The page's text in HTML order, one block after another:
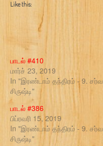
Like this:
பாடல் #410
மார்ச் 23, 2019
In "இரண்டாம் தந்திரம் - 9. சர்வ
சிருஷ்டி"
பாடல் #386
பிப்ரவரி 15, 2019
In "இரண்டாம் தந்திரம் - 9. சர்வ
சிருஷ்டி"